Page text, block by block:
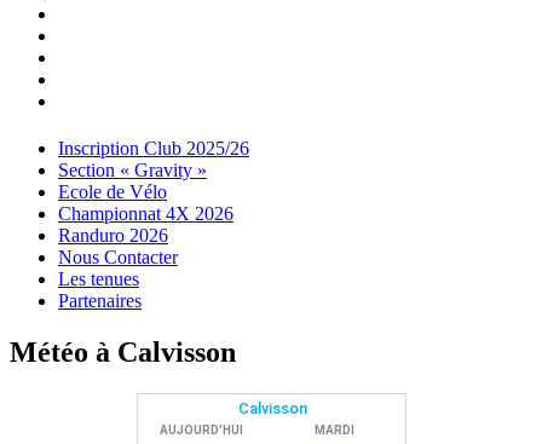
Menu
Widgets
Recherche
Aller
contenu
Inscription Club 2025/26
Section « Gravity »
Ecole de Vélo
Championnat 4X 2026
Randuro 2026
Nous Contacter
Les tenues
Partenaires
Météo à Calvisson